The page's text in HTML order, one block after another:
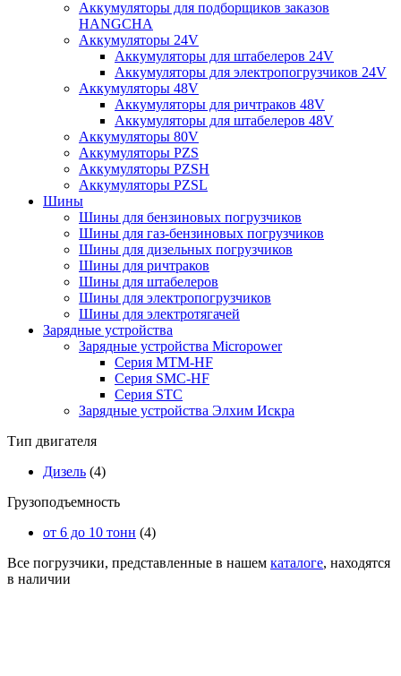
Аккумуляторы для подборщиков заказов
HANGCHA
Аккумуляторы 24V
Аккумуляторы для штабелеров 24V
Аккумуляторы для электропогрузчиков 24V
Аккумуляторы 48V
Аккумуляторы для ричтраков 48V
Аккумуляторы для штабелеров 48V
Аккумуляторы 80V
Аккумуляторы PZS
Аккумуляторы PZSH
Аккумуляторы PZSL
Шины
Шины для бензиновых погрузчиков
Шины для газ-бензиновых погрузчиков
Шины для дизельных погрузчиков
Шины для ричтраков
Шины для штабелеров
Шины для электропогрузчиков
Шины для электротягачей
Зарядные устройства
Зарядные устройства Micropower
Серия MTM-HF
Серия SMC-HF
Серия STC
Зарядные устройства Элхим Искра
Тип двигателя
Дизель (4)
Грузоподъемность
от 6 до 10 тонн (4)
Все погрузчики, представленные в нашем каталоге, находятся
в наличии